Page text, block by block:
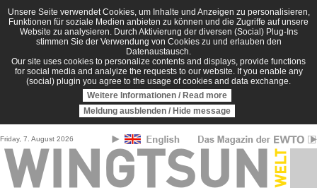
Direkt zum Inhalt
Unsere Seite verwendet Cookies, um Inhalte und Anzeigen zu personalisieren,
Funktionen für soziale Medien anbieten zu können und die Zugriffe auf unsere
Website zu analysieren. Durch Aktivierung der diversen (Social) Plug-Ins
stimmen Sie der Verwendung von Cookies zu und erlauben den
Datenaustausch.
Our site uses cookies to personalize contents and displays, provide functions
for social media and analyize the requests to our website. If you enable any
(social) plugin you agree to the usage of cookies and data exchange.
Weitere Informationen / Read more
Meldung ausblenden / Hide message
Friday, 7. August 2026